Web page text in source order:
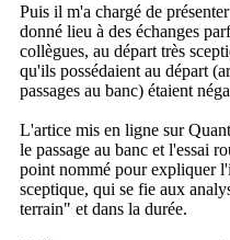
Puis il m'a chargé de
donné lieu à des échanges
collègues, au départ très
qu'ils possédaient au départ
passages au banc) étaient
L'artice mis en ligne sur
le passage au banc et l'essai
point nommé pour expliquer
sceptique, qui se fie aux
terrain" et dans la durée.